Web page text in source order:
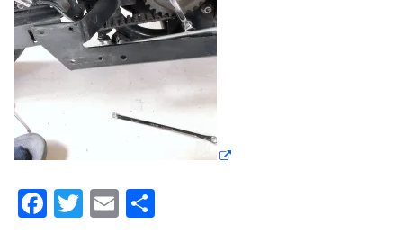
F
T
E